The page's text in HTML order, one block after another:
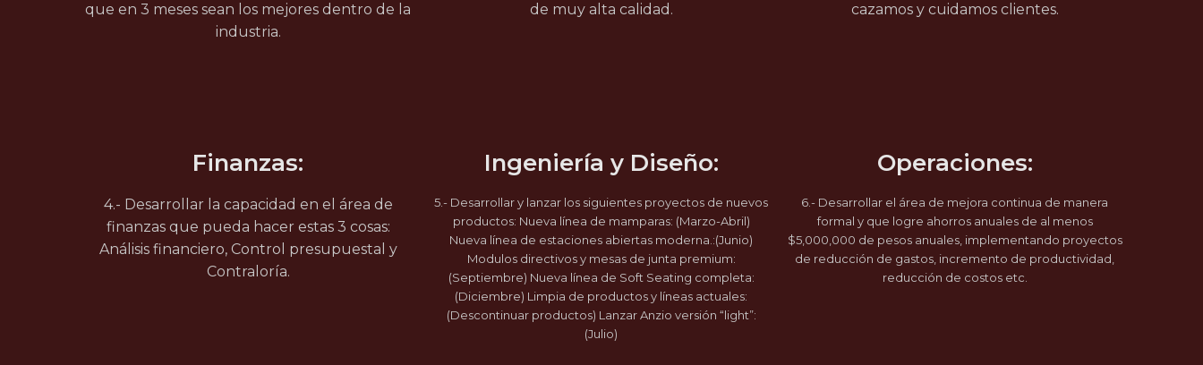
que en 3 meses sean los mejores dentro de la
industria.
de muy alta calidad.
cazamos y cuidamos clientes.
Finanzas:
4.- Desarrollar la capacidad en el área de
finanzas que pueda hacer estas 3 cosas:
Análisis financiero, Control presupuestal y
Contraloría.
Ingeniería y Diseño:
5.- Desarrollar y lanzar los siguientes proyectos de nuevos
productos: Nueva línea de mamparas: (Marzo-Abril)
Nueva línea de estaciones abiertas moderna.:(Junio)
Modulos directivos y mesas de junta premium:
(Septiembre) Nueva línea de Soft Seating completa:
(Diciembre) Limpia de productos y líneas actuales:
(Descontinuar productos) Lanzar Anzio versión “light”:
(Julio)
Operaciones:
6.- Desarrollar el área de mejora continua de manera
formal y que logre ahorros anuales de al menos
$5,000,000 de pesos anuales, implementando proyectos
de reducción de gastos, incremento de productividad,
reducción de costos etc.